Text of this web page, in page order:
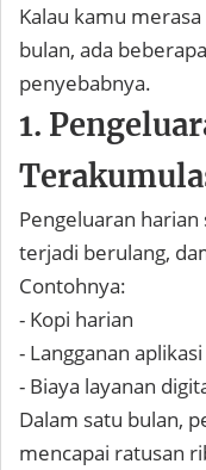
Kalau kamu
bulan, ada
penyebabnya.
1.
Pengeluaran
terjadi berulang,
Contohnya:
- Kopi harian
- Langganan aplikasi
- Biaya layanan
Dalam satu bulan,
mencapai ratusan